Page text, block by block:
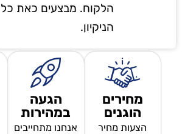
הלקוח. מבצעים כאת כל
הניקיון.
מחירים
הוגנים
הצעות מחיר
הגעה
במהירות
אנחנו מתחייבים